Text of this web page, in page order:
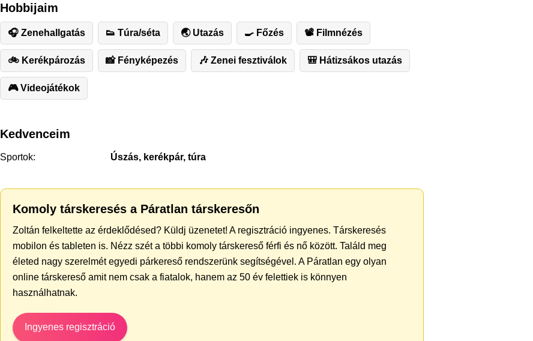
Hobbijaim
🎧 Zenehallgatás 👟 Túra/séta 🌏 Utazás 🍳 Főzés 📽 Filmnézés
🚲 Kerékpározás 📸 Fényképezés 🎶 Zenei fesztiválok 🎒 Hátizsákos utazás
🎮 Videojátékok
Kedvenceim
Sportok: Úszás, kerékpár, túra
Komoly társkeresés a Páratlan társkeresőn
Zoltán felkeltette az érdeklődésed? Küldj üzenetet! A regisztráció ingyenes. Társkeresés
mobilon és tableten is. Nézz szét a többi komoly társkereső férfi és nő között. Találd meg
életed nagy szerelmét egyedi párkereső rendszerünk segítségével. A Páratlan egy olyan
online társkereső amit nem csak a fiatalok, hanem az 50 év felettiek is könnyen
használhatnak.
Ingyenes regisztráció